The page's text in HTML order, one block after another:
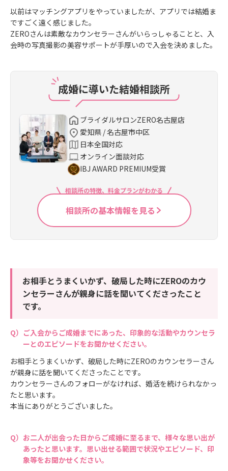
以前はマッチングアプリをやっていましたが、アプリでは結婚ま
ですごく遠く感じました。
ZEROさんは素敵なカウンセラーさんがいらっしゃることと、入
会時の写真撮影の美容サポートが手厚いので入会を決めました。
成婚に導いた結婚相談所
ブライダルサロンZERO名古屋店
愛知県 / 名古屋市中区
日本全国対応
オンライン面談対応
IBJ AWARD PREMIUM受賞
相談所の特徴、料金プランがわかる
相談所の基本情報を見る
お相手とうまくいかず、破局した時にZEROのカウ
ンセラーさんが親身に話を聞いてくださったこと
です。
ご入会からご成婚までにあった、印象的な活動やカウンセラ
ーとのエピソードをお聞かせください。
お相手とうまくいかず、破局した時にZEROのカウンセラーさん
が親身に話を聞いてくださったことです。
カウンセラーさんのフォローがなければ、婚活を続けられなかっ
たと思います。
本当にありがとうございました。
お二人が出会った日からご成婚に至るまで、様々な思い出が
あったと思います。思い出せる範囲で状況やエピソード、印
象等をお聞かせください。